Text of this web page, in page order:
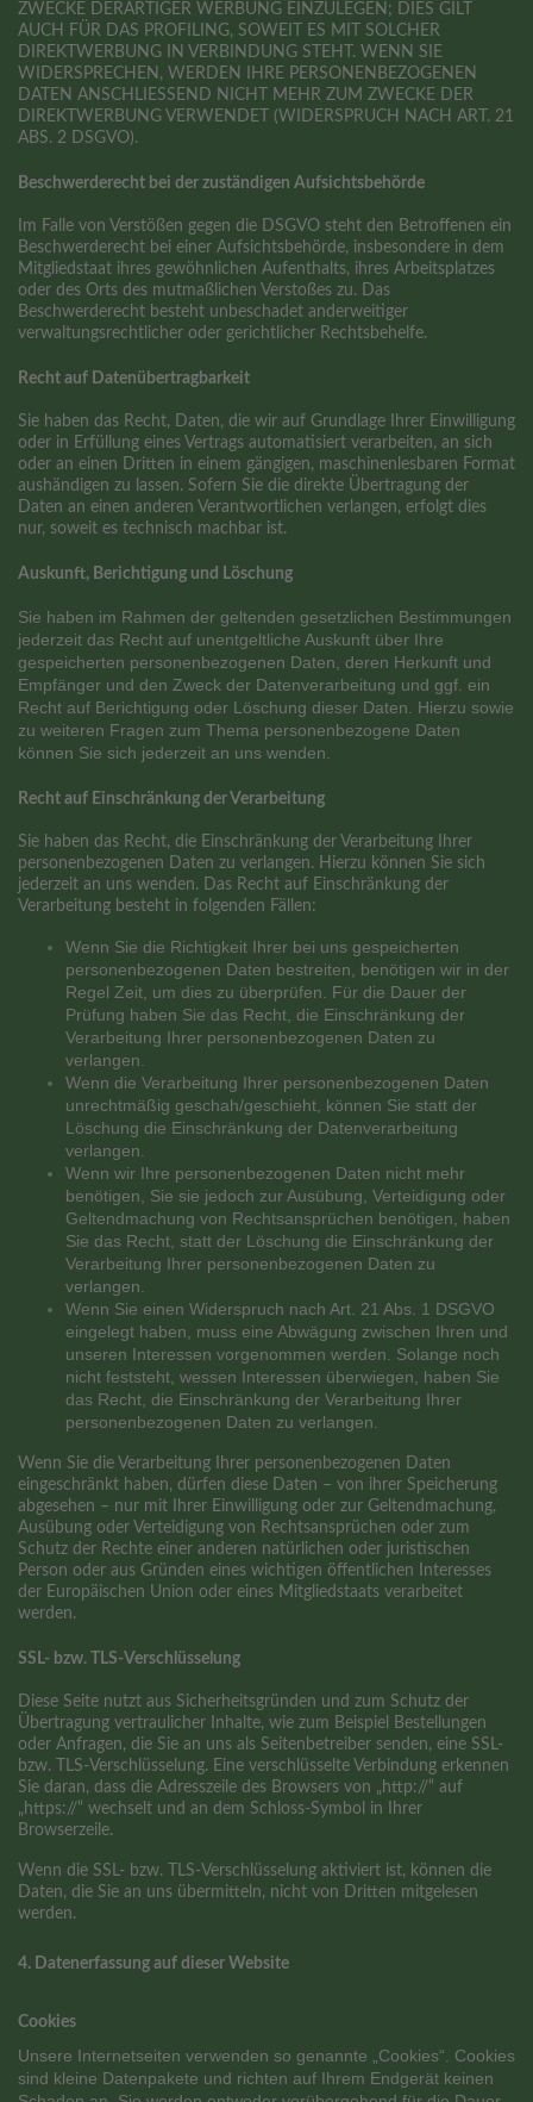
ZWECKE DERARTIGER WERBUNG EINZULEGEN; DIES GILT
AUCH FÜR DAS PROFILING, SOWEIT ES MIT SOLCHER
DIREKTWERBUNG IN VERBINDUNG STEHT. WENN SIE
WIDERSPRECHEN, WERDEN IHRE PERSONENBEZOGENEN
DATEN ANSCHLIESSEND NICHT MEHR ZUM ZWECKE DER
DIREKTWERBUNG VERWENDET (WIDERSPRUCH NACH ART. 21
ABS. 2 DSGVO).
Beschwerde­recht bei der zuständigen Aufsichts­behörde
Im Falle von Verstößen gegen die DSGVO steht den Betroffenen ein
Beschwerderecht bei einer Aufsichtsbehörde, insbesondere in dem
Mitgliedstaat ihres gewöhnlichen Aufenthalts, ihres Arbeitsplatzes
oder des Orts des mutmaßlichen Verstoßes zu. Das
Beschwerderecht besteht unbeschadet anderweitiger
verwaltungsrechtlicher oder gerichtlicher Rechtsbehelfe.
Recht auf Daten­übertrag­barkeit
Sie haben das Recht, Daten, die wir auf Grundlage Ihrer Einwilligung
oder in Erfüllung eines Vertrags automatisiert verarbeiten, an sich
oder an einen Dritten in einem gängigen, maschinenlesbaren Format
aushändigen zu lassen. Sofern Sie die direkte Übertragung der
Daten an einen anderen Verantwortlichen verlangen, erfolgt dies
nur, soweit es technisch machbar ist.
Auskunft, Berichtigung und Löschung
Sie haben im Rahmen der geltenden gesetzlichen Bestimmungen
jederzeit das Recht auf unentgeltliche Auskunft über Ihre
gespeicherten personenbezogenen Daten, deren Herkunft und
Empfänger und den Zweck der Datenverarbeitung und ggf. ein
Recht auf Berichtigung oder Löschung dieser Daten. Hierzu sowie
zu weiteren Fragen zum Thema personenbezogene Daten
können Sie sich jederzeit an uns wenden.
Recht auf Einschränkung der Verarbeitung
Sie haben das Recht, die Einschränkung der Verarbeitung Ihrer
personenbezogenen Daten zu verlangen. Hierzu können Sie sich
jederzeit an uns wenden. Das Recht auf Einschränkung der
Verarbeitung besteht in folgenden Fällen:
Wenn Sie die Richtigkeit Ihrer bei uns gespeicherten
personenbezogenen Daten bestreiten, benötigen wir in der
Regel Zeit, um dies zu überprüfen. Für die Dauer der
Prüfung haben Sie das Recht, die Einschränkung der
Verarbeitung Ihrer personenbezogenen Daten zu
verlangen.
Wenn die Verarbeitung Ihrer personenbezogenen Daten
unrechtmäßig geschah/geschieht, können Sie statt der
Löschung die Einschränkung der Datenverarbeitung
verlangen.
Wenn wir Ihre personenbezogenen Daten nicht mehr
benötigen, Sie sie jedoch zur Ausübung, Verteidigung oder
Geltendmachung von Rechtsansprüchen benötigen, haben
Sie das Recht, statt der Löschung die Einschränkung der
Verarbeitung Ihrer personenbezogenen Daten zu
verlangen.
Wenn Sie einen Widerspruch nach Art. 21 Abs. 1 DSGVO
eingelegt haben, muss eine Abwägung zwischen Ihren und
unseren Interessen vorgenommen werden. Solange noch
nicht feststeht, wessen Interessen überwiegen, haben Sie
das Recht, die Einschränkung der Verarbeitung Ihrer
personenbezogenen Daten zu verlangen.
Wenn Sie die Verarbeitung Ihrer personenbezogenen Daten
eingeschränkt haben, dürfen diese Daten – von ihrer Speicherung
abgesehen – nur mit Ihrer Einwilligung oder zur Geltendmachung,
Ausübung oder Verteidigung von Rechtsansprüchen oder zum
Schutz der Rechte einer anderen natürlichen oder juristischen
Person oder aus Gründen eines wichtigen öffentlichen Interesses
der Europäischen Union oder eines Mitgliedstaats verarbeitet
werden.
SSL- bzw. TLS-Verschlüsselung
Diese Seite nutzt aus Sicherheitsgründen und zum Schutz der
Übertragung vertraulicher Inhalte, wie zum Beispiel Bestellungen
oder Anfragen, die Sie an uns als Seitenbetreiber senden, eine SSL-
bzw. TLS-Verschlüsselung. Eine verschlüsselte Verbindung erkennen
Sie daran, dass die Adresszeile des Browsers von „http://“ auf
„https://“ wechselt und an dem Schloss-Symbol in Ihrer
Browserzeile.
Wenn die SSL- bzw. TLS-Verschlüsselung aktiviert ist, können die
Daten, die Sie an uns übermitteln, nicht von Dritten mitgelesen
werden.
4. Datenerfassung auf dieser Website
Cookies
Unsere Internetseiten verwenden so genannte „Cookies“. Cookies
sind kleine Datenpakete und richten auf Ihrem Endgerät keinen